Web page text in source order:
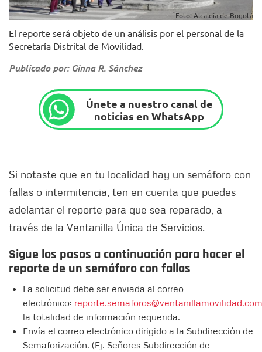
Foto: Alcaldía de Bogotá
El reporte será objeto de un análisis por el personal de la
Secretaría Distrital de Movilidad.
Publicado por: Ginna R. Sánchez
Únete a nuestro canal de
noticias en WhatsApp
Si notaste que en tu localidad hay un semáforo con
fallas o intermitencia, ten en cuenta que puedes
adelantar el reporte para que sea reparado, a
través de la Ventanilla Única de Servicios.
Sigue los pasos a continuación para hacer el
reporte de un semáforo con fallas
La solicitud debe ser enviada al correo
electrónico:
la totalidad de información requerida.
Envía el correo electrónico dirigido a la Subdirección de
Semaforización. (Ej. Señores Subdirección de